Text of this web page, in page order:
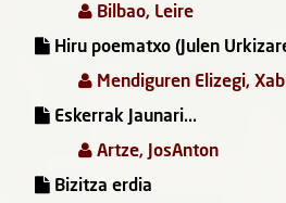
Bilbao, Leire
Hiru poematxo (Julen
Mendiguren Elizegi,
Eskerrak Jaunari...
Artze, JosAnton
Bizitza erdia